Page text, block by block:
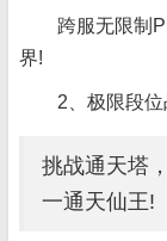
跨服无限制
界!
2、极限段
挑战通天塔
一通天仙王!